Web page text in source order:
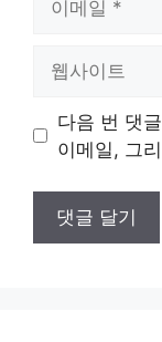
트
다음 번 댓
이메일, 그